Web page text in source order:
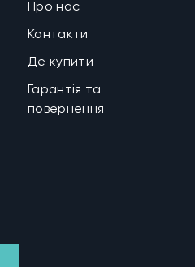
Про нас
Контакти
Де купити
Гарантія та
повернення